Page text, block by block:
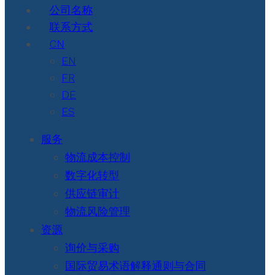
公司名称
联系方式
CN
EN
FR
DE
ES
服务
物流成本控制
数字化转型
供应链审计
物流风险管理
资源
询价与采购
国际贸易术语解释通则与合同